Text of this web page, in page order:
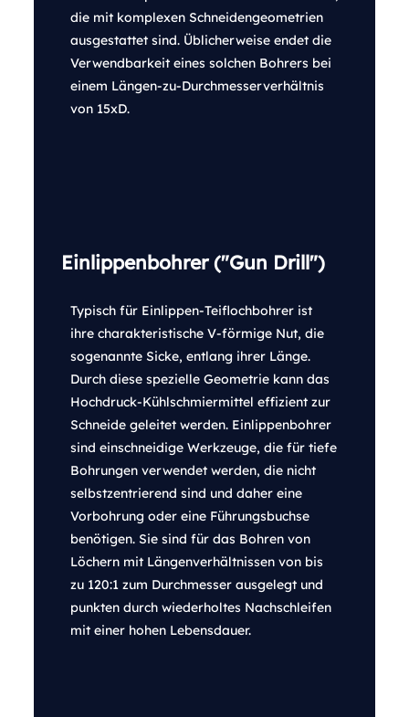
die mit komplexen Schneidengeometrien
ausgestattet sind. Üblicherweise endet die
Verwendbarkeit eines solchen Bohrers bei
einem Längen-zu-Durchmesserverhältnis
von 15xD.
Einlippenbohrer ("Gun Drill")
Typisch für Einlippen-Teiflochbohrer ist
ihre charakteristische V-förmige Nut, die
sogenannte Sicke, entlang ihrer Länge.
Durch diese spezielle Geometrie kann das
Hochdruck-Kühlschmiermittel effizient zur
Schneide geleitet werden. Einlippenbohrer
sind einschneidige Werkzeuge, die für tiefe
Bohrungen verwendet werden, die nicht
selbstzentrierend sind und daher eine
Vorbohrung oder eine Führungsbuchse
benötigen. Sie sind für das Bohren von
Löchern mit Längenverhältnissen von bis
zu 120:1 zum Durchmesser ausgelegt und
punkten durch wiederholtes Nachschleifen
mit einer hohen Lebensdauer.